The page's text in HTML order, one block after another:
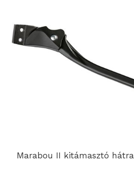
Marabou II kitámasztó hátra